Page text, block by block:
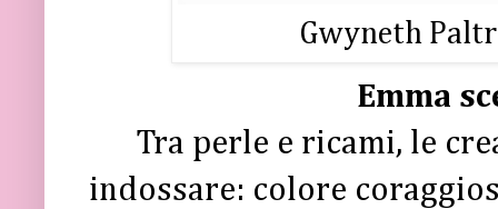
Gwyneth
Emma
Tra perle e ricami, le
indossare: colore